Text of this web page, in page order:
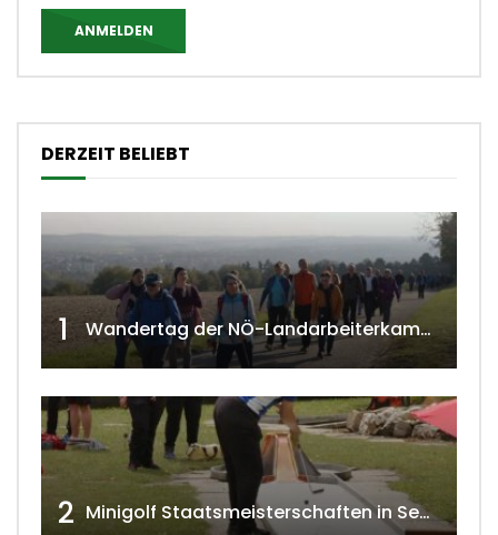
ANMELDEN
DERZEIT BELIEBT
1 Wandertag der NÖ-Landarbeiterkammer in Hollabrunn 2024
2 Minigolf Staatsmeisterschaften in Seefeld-Kadolz w4tv174